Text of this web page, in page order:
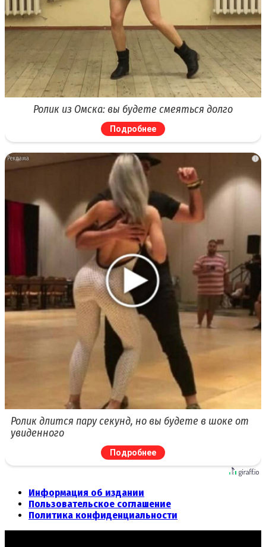
Ролик из Омска: вы будете смеяться долго
Подробнее
i
Ролик длится пару секунд, но вы будете в шоке от
увиденного
Подробнее
Информация об издании
Пользовательское соглашение
Политика конфиденциальности